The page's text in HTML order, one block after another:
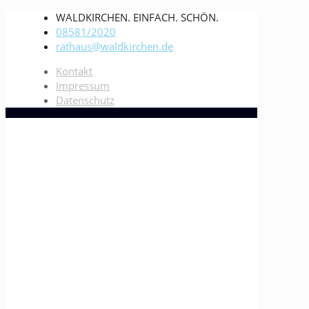
WALDKIRCHEN. EINFACH. SCHÖN.
08581/2020
rathaus@waldkirchen.de
Kontakt
Impressum
Datenschutz